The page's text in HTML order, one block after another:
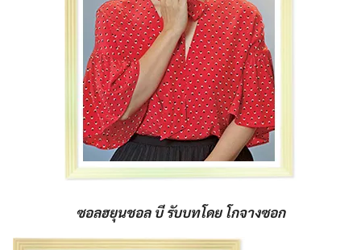
ซอลฮยุนชอล บีรับบทโดย โกจางซอก